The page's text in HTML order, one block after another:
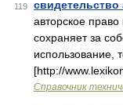
119 свидетельство
авторское
сохраняет за
использование,
[http://
Справочник